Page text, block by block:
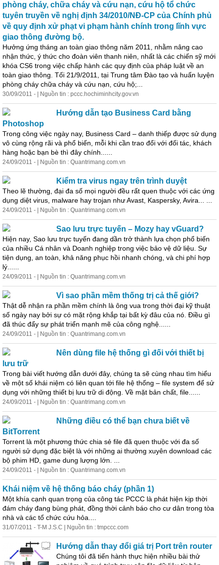
phòng cháy, chữa cháy và cứu nạn, cứu hộ tổ chức
tuyên truyền về nghị định 34/2010/NĐ-CP của Chính phủ
về quy định xử phạt vi phạm hành chính trong lĩnh vực
giao thông đường bộ.
Hưởng ứng tháng an toàn giao thông năm 2011, nhằm nâng cao
nhận thức, ý thức cho đoàn viên thanh niên, nhất là các chiến sỹ mới
khóa CS6 trong việc chấp hành các quy định của pháp luật về an
toàn giao thông. Tối 21/9/2011, tại Trung tâm Đào tạo và huấn luyện
phòng cháy chữa cháy và cứu nạn, cứu hộ;...
30/09/2011 - | Nguồn tin : pccc.hochiminhcity.gov.vn
Hướng dẫn tạo Business Card bằng
Photoshop
Trong công việc ngày nay, Business Card – danh thiếp được sử dụng
vô cùng rộng rãi và phổ biến , mỗi khi cần trao đổi với đối tác, khách
hàng hoặc bạn bè thì đây chính......
24/09/2011 - | Nguồn tin : Quantrimang.com.vn
Kiểm tra virus ngay trên trình duyệt
Theo lẽ thường, đại đa số mọi người đều rất quen thuộc với các ứng
dụng diệt virus, malware hay trojan như Avast, Kaspersky, Avira... ...
24/09/2011 - | Nguồn tin : Quantrimang.com.vn
Sao lưu trực tuyến – Mozy hay vGuard?
Hiện nay, Sao lưu trực tuyến đang dần trở thành lựa chọn phổ biến
của nhiều Cá nhân và Doanh nghiệp trong việc bảo vệ dữ liệu. Sự
tiện dụng, an toàn, khả năng phục hồi nhanh chóng, và chi phí hợp
lý......
24/09/2011 - | Nguồn tin : Quantrimang.com.vn
Vì sao phần mềm thống trị cả thế giới?
Thật dễ nhận ra phần mềm chính là ông vua trong thời đại kỹ thuật
số ngày nay bởi sự có mặt rộng khắp tại bất kỳ đâu của nó. Điều gì
đã thúc đẩy sự phát triển mạnh mẽ của công nghệ......
24/09/2011 - | Nguồn tin : Quantrimang.com.vn
Nên dùng file hệ thống gì đối với thiết bị
lưu trữ
Trong bài viết hướng dẫn dưới đây, chúng ta sẽ cùng nhau tìm hiểu
về một số khái niệm có liên quan tới file hệ thống – file system để sử
dụng với những thiết bị lưu trữ di động. Về mặt bản chất, file......
24/09/2011 - | Nguồn tin : Quantrimang.com.vn
Những điều có thể bạn chưa biết về
BitTorrent
Torrent là một phương thức chia sẻ file đã quen thuộc với đa số
người sử dụng đặc biệt là với những ai thường xuyên download các
bộ phim HD, game dung lượng lớn. ...
24/09/2011 - | Nguồn tin : Quantrimang.com.vn
Khái niệm về hệ thống báo cháy (phần 1)
Một khía cạnh quan trọng của công tác PCCC là phát hiện kịp thời
đám cháy đang bùng phát, đồng thời cảnh báo cho cư dân trong tòa
nhà và các tổ chức cứu hỏa....
31/07/2011 - T-M J.S.C | Nguồn tin : tmpccc.com
Hướng dẫn thay đổi giá trị Port trên router
Chúng tôi đã tiến hành thực hiện nhiều bài thử